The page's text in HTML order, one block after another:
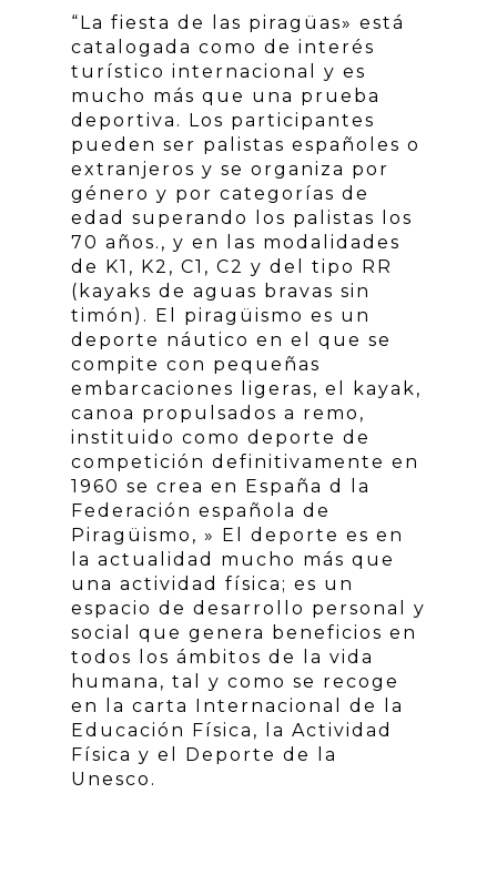
“La fiesta de las piragüas» está
catalogada como de interés
turístico internacional y es
mucho más que una prueba
deportiva. Los participantes
pueden ser palistas españoles o
extranjeros y se organiza por
género y por categorías de
edad superando los palistas los
70 años., y en las modalidades
de K1, K2, C1, C2 y del tipo RR
(kayaks de aguas bravas sin
timón). El piragüismo es un
deporte náutico en el que se
compite con pequeñas
embarcaciones ligeras, el kayak,
canoa propulsados a remo,
instituido como deporte de
competición definitivamente en
1960 se crea en España d la
Federación española de
Piragüismo, » El deporte es en
la actualidad mucho más que
una actividad física; es un
espacio de desarrollo personal y
social que genera beneficios en
todos los ámbitos de la vida
humana, tal y como se recoge
en la carta Internacional de la
Educación Física, la Actividad
Física y el Deporte de la
Unesco.